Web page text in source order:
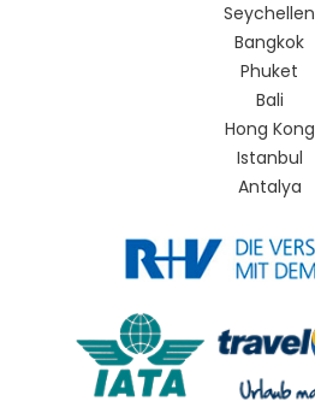
Seychellen
Bangkok
Phuket
Bali
Hong Kong
Istanbul
Antalya